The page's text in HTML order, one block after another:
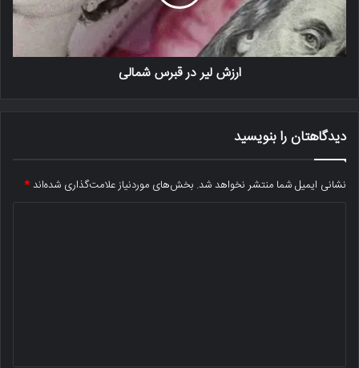
ارزش لیر در قبرس شمالی
دیدگاهتان را بنویسید
نشانی ایمیل شما منتشر نخواهد شد. بخش‌های موردنیاز علامت‌گذاری شده‌اند*